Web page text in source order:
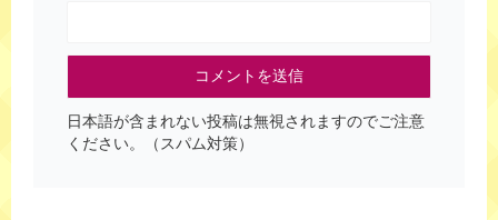
日本語が含まれない投稿は無視されますのでご注意
ください。（スパム対策）